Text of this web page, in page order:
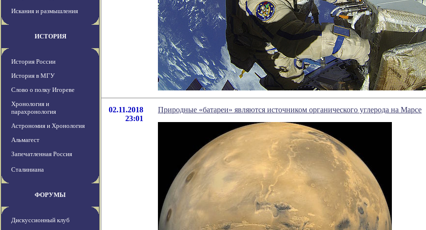
Искания и размышления
ИСТОРИЯ
История России
История в МГУ
Слово о полку Игореве
Хронология и
парахронология
Астрономия и Хронология
Альмагест
Запечатленная Россия
Сталиниана
ФОРУМЫ
Дискуссионный клуб
02.11.2018
23:01
Природные «батареи» являются источником органического углерода на Марсе